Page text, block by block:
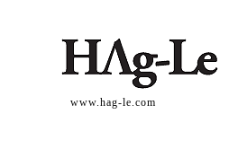
www.hag-le.com